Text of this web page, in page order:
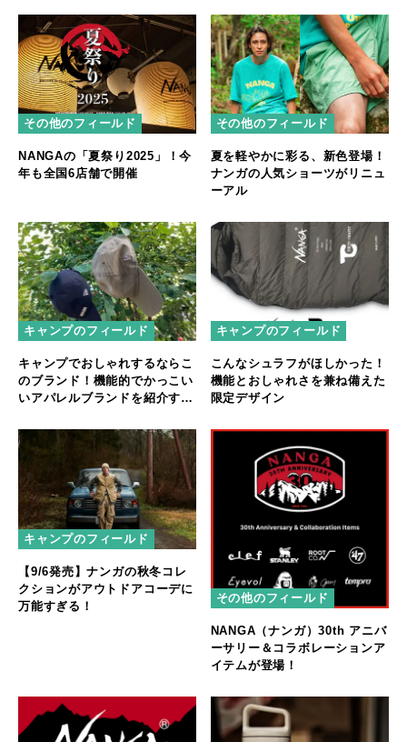
その他のフィールド
NANGAの「夏祭り2025」！今
年も全国6店舗で開催
その他のフィールド
夏を軽やかに彩る、新色登場！
ナンガの人気ショーツがリニュ
ーアル
キャンプのフィールド
キャンプでおしゃれするならこ
のブランド！機能的でかっこい
いアパレルブランドを紹介する
キャンプのフィールド
こんなシュラフがほしかった！
機能とおしゃれさを兼ね備えた
限定デザイン
キャンプのフィールド
【9/6発売】ナンガの秋冬コレ
クションがアウトドアコーデに
万能すぎる！
その他のフィールド
NANGA（ナンガ）30th アニバ
ーサリー＆コラボレーションア
イテムが登場！